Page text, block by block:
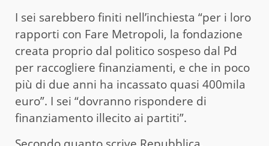
I sei sarebbero finiti nell’inchiesta “per i loro
rapporti con Fare Metropoli, la fondazione
creata proprio dal politico sospeso dal Pd
per raccogliere finanziamenti, e che in poco
più di due anni ha incassato quasi 400mila
euro”. I sei “dovranno rispondere di
finanziamento illecito ai partiti”.